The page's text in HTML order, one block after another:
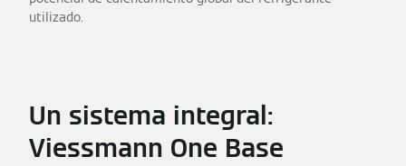
utilizado.
Un sistema integral:
Viessmann One Base